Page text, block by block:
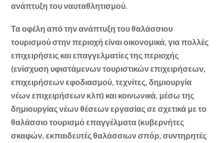
ανάπτυξη του ναυταθλητισμού.
Τα οφέλη από την ανάπτυξη του θαλάσσιου
τουρισμού στην περιοχή είναι οικονομικά, για πολλές
επιχειρήσεις και επαγγελματίες της περιοχής
(ενίσχυση υφιστάμενων τουριστικών επιχειρήσεων,
επιχειρήσεων εφοδιασμού, τεχνίτες, δημιουργία
νέων επιχειρήσεων κλπ) και κοινωνικά, μέσω της
δημιουργίας νέων θέσεων εργασίας σε σχετικά με το
θαλάσσιο τουρισμό επαγγέλματα (κυβερνήτες
σκαφών, εκπαιδευτές θαλάσσιων σπόρ, συντηρητές